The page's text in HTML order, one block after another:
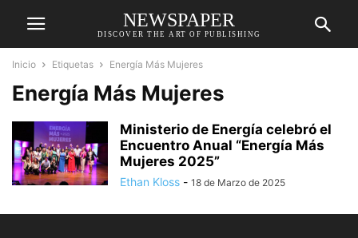
NEWSPAPER
DISCOVER THE ART OF PUBLISHING
Inicio Etiquetas Energía Más Mujeres
Energía Más Mujeres
Ministerio de Energía celebró el
Encuentro Anual “Energía Más
Mujeres 2025”
Ethan Kloss - 18 de Marzo de 2025